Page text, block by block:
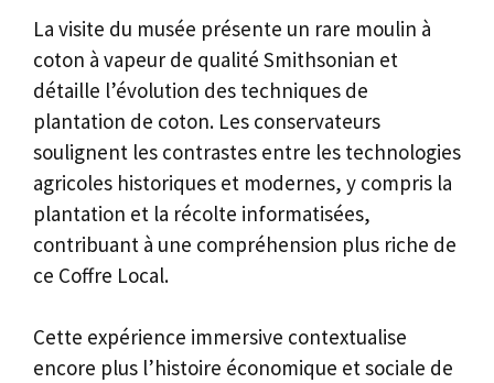
La visite du musée présente un rare moulin à
coton à vapeur de qualité Smithsonian et
détaille l’évolution des techniques de
plantation de coton. Les conservateurs
soulignent les contrastes entre les technologies
agricoles historiques et modernes, y compris la
plantation et la récolte informatisées,
contribuant à une compréhension plus riche de
ce Coffre Local.
Cette expérience immersive contextualise
encore plus l’histoire économique et sociale de